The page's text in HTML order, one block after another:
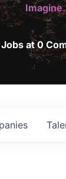
Imagine.
at 0